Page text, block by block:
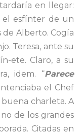
en llegar:
el esfínter de un
de Alberto. Cogía
Teresa, ante su
ete. Claro, a su
idem. “Parece
el Chef
charleta. A
de los grandes
Citadas en